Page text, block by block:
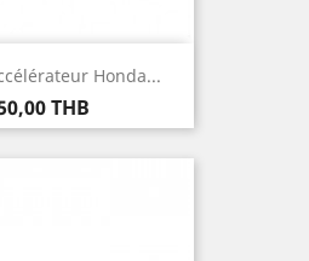
Honda...
THB